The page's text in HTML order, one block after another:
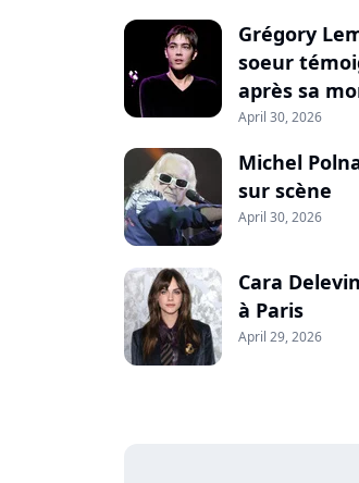
Grégory
soeur
après sa
April 30, 2026
Michel
sur scène
April 30, 2026
Cara
à Paris
April 29, 2026